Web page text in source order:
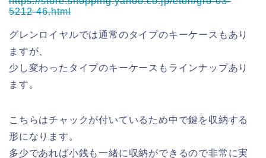
5212-46.html
グレンロイヤルでは通常のタイプのキーケースもあり
ますが、
少し変わったタイプのキーケースもラインナップあり
ます。
こちらはチャックが付いているため中で鍵を収納する
形になります。
多少であれば小銭も一緒に収納ができるので非常に実